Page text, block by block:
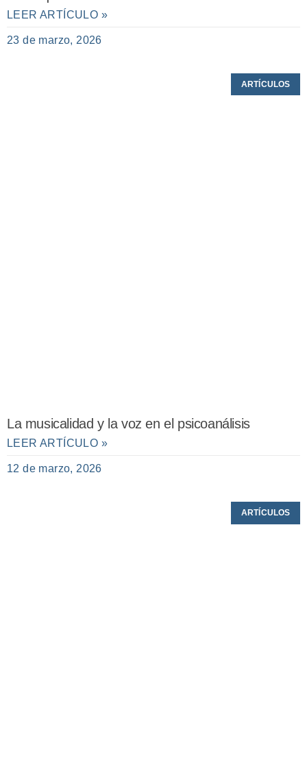
LEER ARTÍCULO »
23 de marzo, 2026
ARTÍCULOS
La musicalidad y la voz en el psicoanálisis
LEER ARTÍCULO »
12 de marzo, 2026
ARTÍCULOS